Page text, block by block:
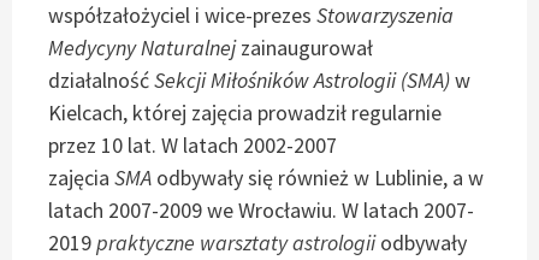
współzałożyciel i wice-prezes Stowarzyszenia
Medycyny Naturalnejzainaugurował
działalnośćSekcji Miłośników Astrologii (SMA)w
Kielcach, której zajęcia prowadził regularnie
przez 10 lat. W latach 2002-2007
zajęcia SMA odbywały się również w Lublinie, a w
latach 2007-2009 we Wrocławiu. W latach 2007-
2019praktyczne warsztaty astrologiiodbywały